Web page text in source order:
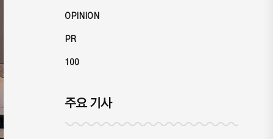
OPINION
PR
100
주요 기사